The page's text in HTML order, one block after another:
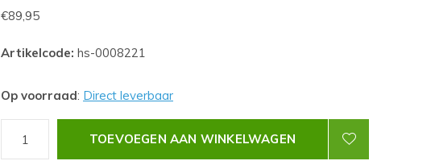
€89,95
Artikelcode: hs-0008221
Op voorraad: Direct leverbaar
TOEVOEGEN AAN WINKELWAGEN